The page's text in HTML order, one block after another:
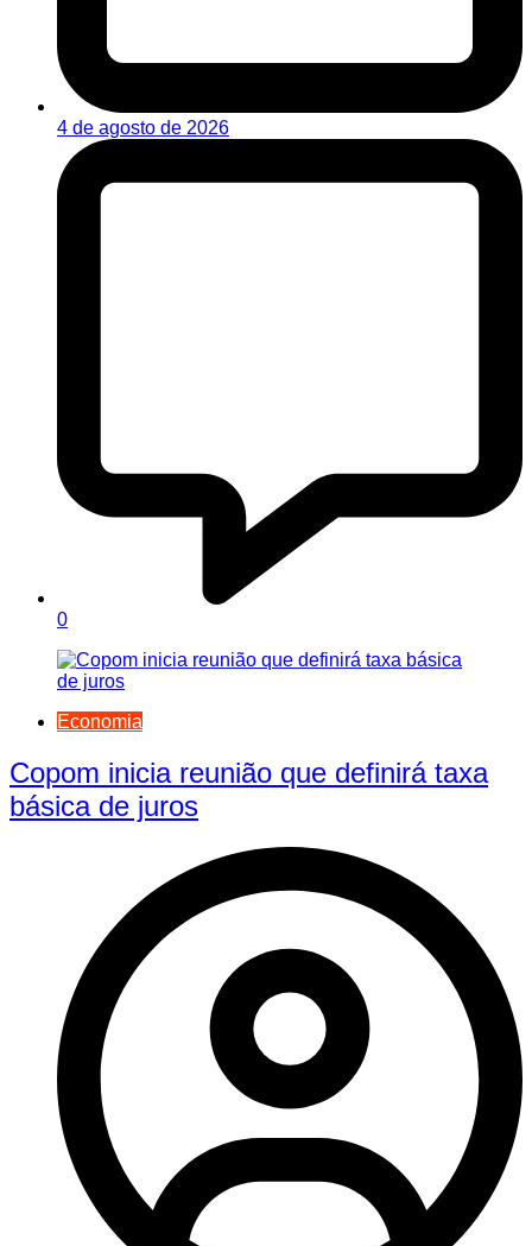
4 de agosto de 2026
0
Economia
Copom inicia reunião que definirá taxa
básica de juros